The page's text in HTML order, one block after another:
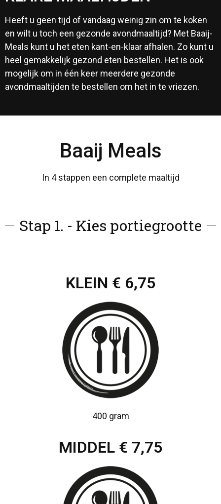
maaltijden
en specials
Baaij-Fresh
met Baaij-
Meals
visspecialist
maaltijden
en specials
Baaij-Fresh
met Baaij-
Meals
visspecialist
maaltijden
en specials
Baaij-Fresh
met Baaij-
Meals
visspecialist
Heeft u geen tijd of vandaag weinig zin om te koken
en wilt u toch een gezonde avondmaaltijd? Met Baaij-
Meals kunt u het eten kant-en-klaar afhalen. Zo kunt u
heel gemakkelijk gezond eten bestellen. Het is ook
mogelijk om in één keer meerdere gezonde
avondmaaltijden te bestellen om het in te vriezen.
Baaij Meals
In 4 stappen een complete maaltijd
Stap 1. - Kies portiegrootte
KLEIN € 6,75
400 gram
MIDDEL € 7,75